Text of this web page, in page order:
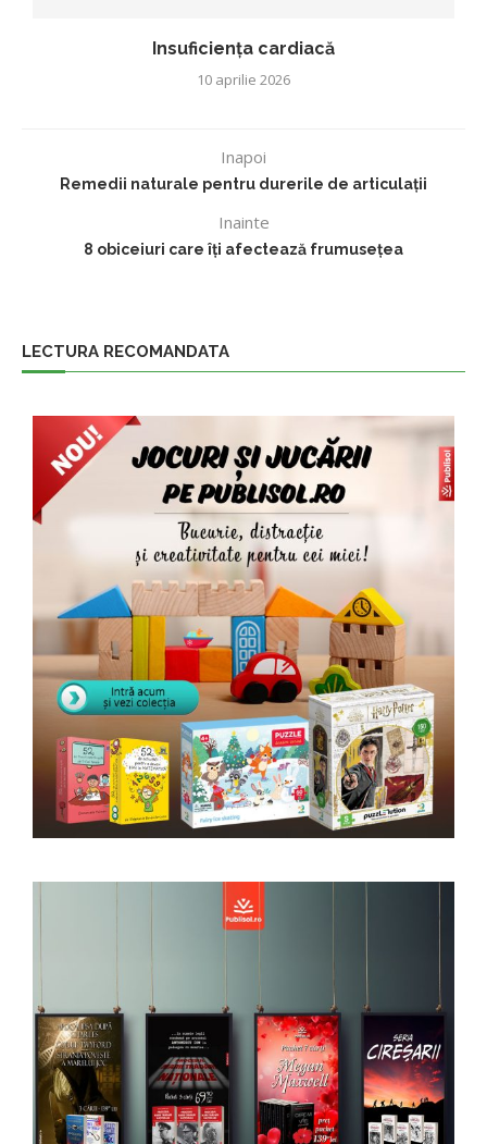
Insuficiența cardiacă
10 aprilie 2026
Inapoi
Remedii naturale pentru durerile de articulații
Inainte
8 obiceiuri care îți afectează frumusețea
LECTURA RECOMANDATA